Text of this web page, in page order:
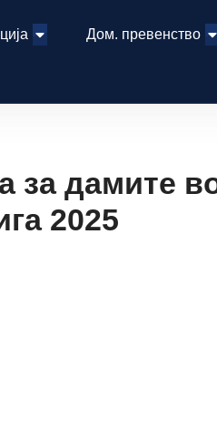
Дом. превенство
за дамите
2025